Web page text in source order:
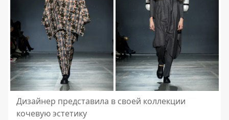
Дизайнер представила в своей коллекции
кочевую эстетику